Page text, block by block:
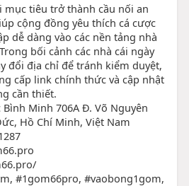
mục tiêu trở thành cầu nối an
cộng đồng yêu thích cá cược
dễ dàng vào các nền tảng nhà
bối cảnh các nhà cái ngày
đổi địa chỉ để tránh kiểm duyệt,
cấp link chính thức và cập nhật
cần thiết.
Minh 706A Đ. Võ Nguyên
Hồ Chí Minh, Việt Nam
#1gom66pro, #vaobong1gom,